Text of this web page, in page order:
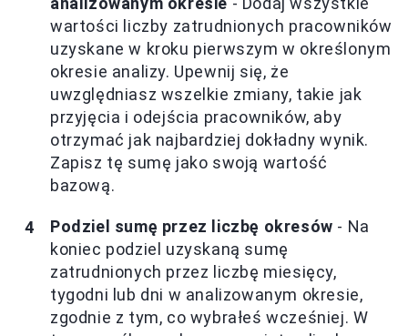
wartości liczby zatrudnionych pracowników
uzyskane w kroku pierwszym w określonym
okresie analizy. Upewnij się, że
uwzględniasz wszelkie zmiany, takie jak
przyjęcia i odejścia pracowników, aby
otrzymać jak najbardziej dokładny wynik.
Zapisz tę sumę jako swoją wartość
bazową.
Podziel sumę przez liczbę okresów - Na
koniec podziel uzyskaną sumę
zatrudnionych przez liczbę miesięcy,
tygodni lub dni w analizowanym okresie,
zgodnie z tym, co wybrałeś wcześniej. W